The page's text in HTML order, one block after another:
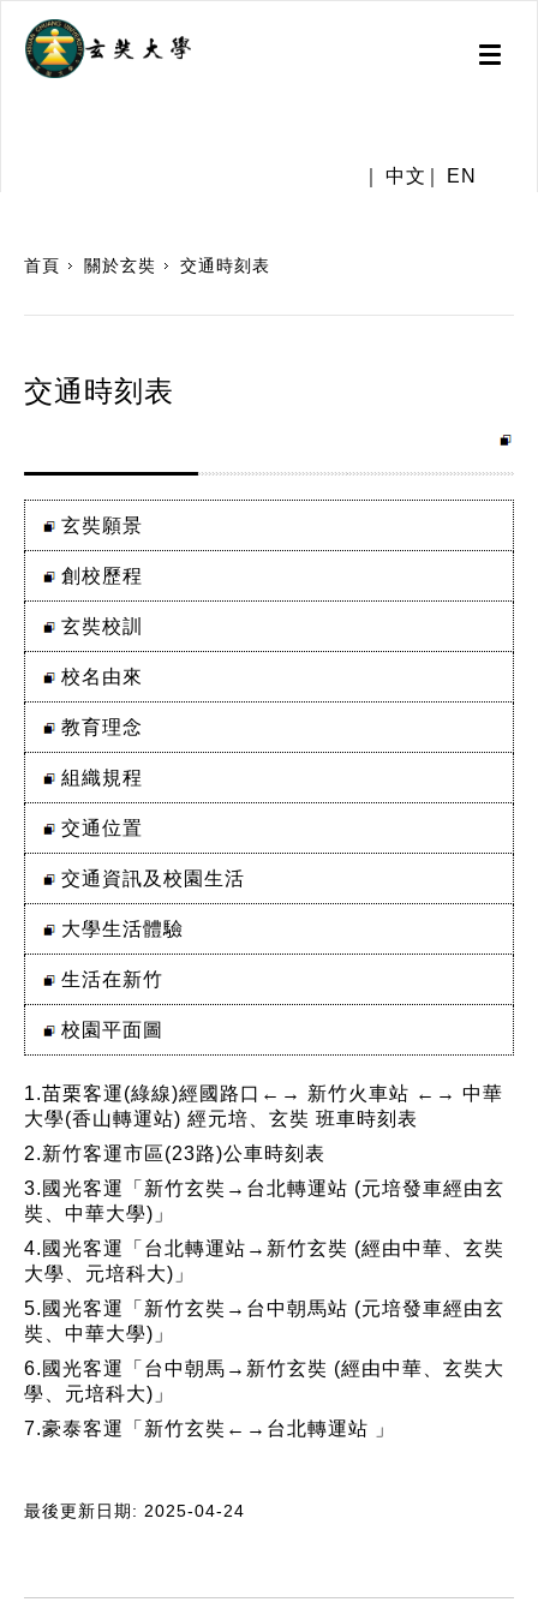
Toggle
中文 EN
首頁 關於玄奘 交通時刻表
交通時刻表
玄奘願景
創校歷程
玄奘校訓
校名由來
教育理念
組織規程
交通位置
交通資訊及校園生活
大學生活體驗
生活在新竹
校園平面圖
1.苗栗客運(綠線)經國路口←→ 新竹火車站 ←→ 中華
大學(香山轉運站) 經元培、玄奘 班車時刻表
2.新竹客運市區(23路)公車時刻表
3. 國光客運「新竹玄奘→台北轉運站 (元培發車經由玄
奘、中華大學)」
4. 國光客運「台北轉運站→新竹玄奘 (經由中華、玄奘
大學、元培科大)」
5. 國光客運「新竹玄奘→台中朝馬站 (元培發車經由玄
奘、中華大學)」
6. 國光客運「台中朝馬→新竹玄奘 (經由中華、玄奘大
學、元培科大)」
7.豪泰客運「新竹玄奘←→台北轉運站 」
最後更新日期: 2025-04-24